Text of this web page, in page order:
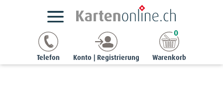
Telefon Konto | Registrierung Warenkorb
0
Ereigniskarte «frohe Festtage» - Eukalyptuskranz